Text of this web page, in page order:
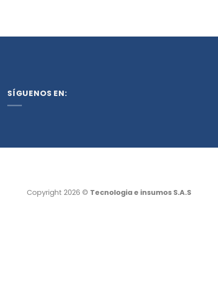
SÍGUENOS EN:
Copyright 2026 © Tecnologia e insumos S.A.S